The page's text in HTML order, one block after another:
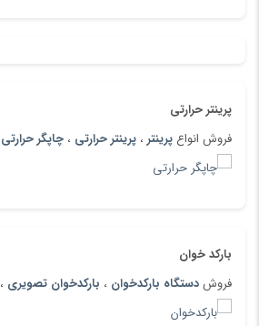
پرینتر حرارتی
فروش انواع پرینتر ، پرینتر حرارتی ، چاپگر حرارتی
بارکد خوان
فروشدستگاه بارکدخوان ، بارکدخوان تصویری ،